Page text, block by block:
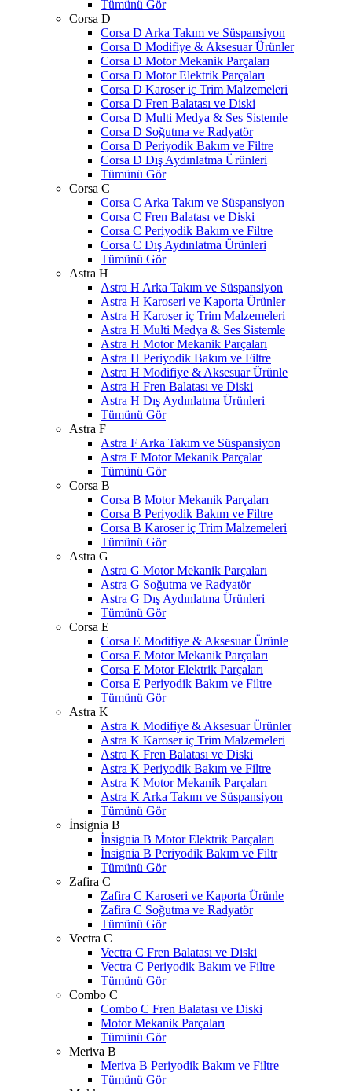
Tümünü Gör
Corsa D
Corsa D Arka Takım ve Süspansiyon
Corsa D Modifiye & Aksesuar Ürünler
Corsa D Motor Mekanik Parçaları
Corsa D Motor Elektrik Parçaları
Corsa D Karoser iç Trim Malzemeleri
Corsa D Fren Balatası ve Diski
Corsa D Multi Medya & Ses Sistemle
Corsa D Soğutma ve Radyatör
Corsa D Periyodik Bakım ve Filtre
Corsa D Dış Aydınlatma Ürünleri
Tümünü Gör
Corsa C
Corsa C Arka Takım ve Süspansiyon
Corsa C Fren Balatası ve Diski
Corsa C Periyodik Bakım ve Filtre
Corsa C Dış Aydınlatma Ürünleri
Tümünü Gör
Astra H
Astra H Arka Takım ve Süspansiyon
Astra H Karoseri ve Kaporta Ürünler
Astra H Karoser iç Trim Malzemeleri
Astra H Multi Medya & Ses Sistemle
Astra H Motor Mekanik Parçaları
Astra H Periyodik Bakım ve Filtre
Astra H Modifiye & Aksesuar Ürünle
Astra H Fren Balatası ve Diski
Astra H Dış Aydınlatma Ürünleri
Tümünü Gör
Astra F
Astra F Arka Takım ve Süspansiyon
Astra F Motor Mekanik Parçalar
Tümünü Gör
Corsa B
Corsa B Motor Mekanik Parçaları
Corsa B Periyodik Bakım ve Filtre
Corsa B Karoser iç Trim Malzemeleri
Tümünü Gör
Astra G
Astra G Motor Mekanik Parçaları
Astra G Soğutma ve Radyatör
Astra G Dış Aydınlatma Ürünleri
Tümünü Gör
Corsa E
Corsa E Modifiye & Aksesuar Ürünle
Corsa E Motor Mekanik Parçaları
Corsa E Motor Elektrik Parçaları
Corsa E Periyodik Bakım ve Filtre
Tümünü Gör
Astra K
Astra K Modifiye & Aksesuar Ürünler
Astra K Karoser iç Trim Malzemeleri
Astra K Fren Balatası ve Diski
Astra K Periyodik Bakım ve Filtre
Astra K Motor Mekanik Parçaları
Astra K Arka Takım ve Süspansiyon
Tümünü Gör
İnsignia B
İnsignia B Motor Elektrik Parçaları
İnsignia B Periyodik Bakım ve Filtr
Tümünü Gör
Zafira C
Zafira C Karoseri ve Kaporta Ürünle
Zafira C Soğutma ve Radyatör
Tümünü Gör
Vectra C
Vectra C Fren Balatası ve Diski
Vectra C Periyodik Bakım ve Filtre
Tümünü Gör
Combo C
Combo C Fren Balatası ve Diski
Motor Mekanik Parçaları
Tümünü Gör
Meriva B
Meriva B Periyodik Bakım ve Filtre
Tümünü Gör